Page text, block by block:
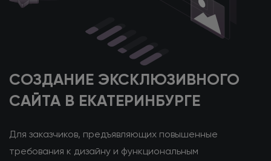
СОЗДАНИЕ ЭКСКЛЮЗИВНОГО
САЙТА В ЕКАТЕРИНБУРГЕ
Для заказчиков, предъявляющих повышенные
требования к дизайну и функциональным